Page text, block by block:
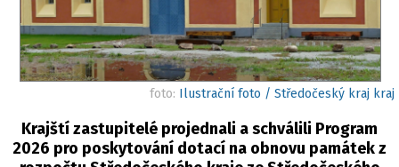
foto: Ilustrační foto / Středočeský kraj kraj
Krajští zastupitelé projednali a schválili Program
2026 pro poskytování dotací na obnovu památek z